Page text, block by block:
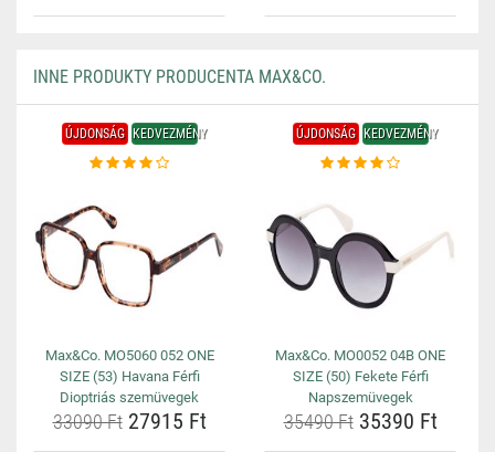
INNE PRODUKTY PRODUCENTA MAX&CO.
ÚJDONSÁG KEDVEZMÉNY
Max&Co. MO5060 052 ONE
SIZE (53) Havana Férfi
Dioptriás szemüvegek
33090 Ft27915 Ft
ÚJDONSÁG KEDVEZMÉNY
Max&Co. MO0052 04B ONE
SIZE (50) Fekete Férfi
Napszemüvegek
35490 Ft35390 Ft